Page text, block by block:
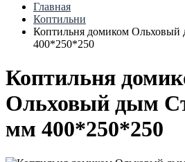
Главная
Коптильни
Коптильня домиком Ольховый
400*250*250
Коптильня
Ольховый дым
мм 400*250*250